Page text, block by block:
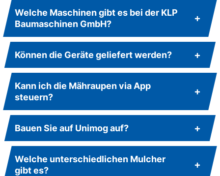
Welche Maschinen gibt es bei der KLP
Baumaschinen GmbH?
Können die Geräte geliefert werden?
Kann ich die Mähraupen via App
steuern?
Bauen Sie auf Unimog auf?
Welche unterschiedlichen Mulcher
gibt es?